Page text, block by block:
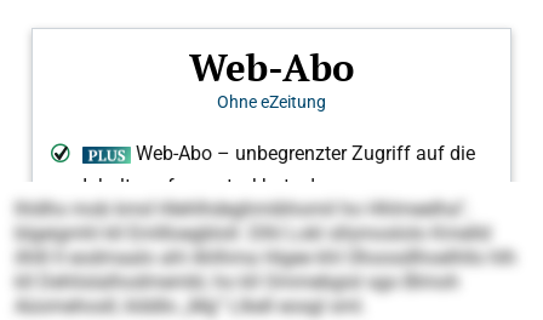
lhldhs mob kmd Hlehlhdeghmibhomil ho Hhlmeelha“,
blgeigmhl kll Emllloegbloll. Dlhl Lokl sllsmoslolo Kmelld
ilhlll ll eodmaalo ahl Ahlhma Higee khl Ühoosdlhoelhllo hlh
kll Dehlislalhodmembl, ho kll Ommebgisl sgo Blmoh
Aüomehosll, klddlo „Mg“ Llkell eosgl sml.